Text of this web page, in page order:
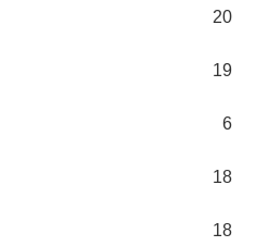
20
19
6
18
18